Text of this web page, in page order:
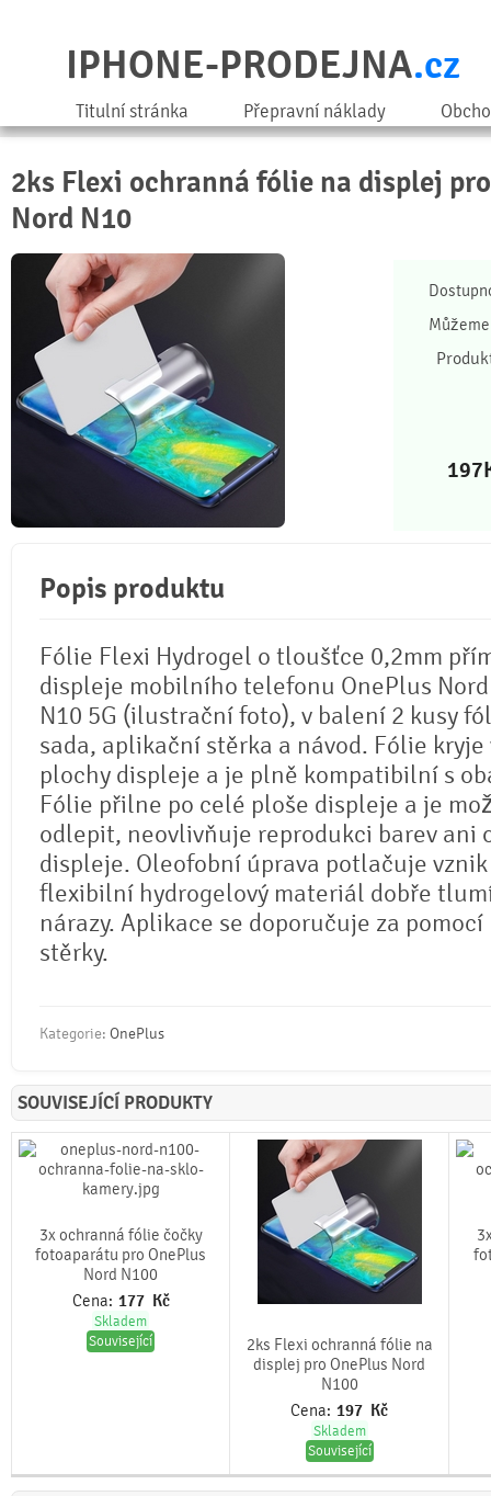
IPHONE-PRODEJNA.cz
Titulní stránka Přepravní náklady
2ks Flexi ochranná fólie na displej
Nord N10
197
Popis produktu
Fólie Flexi Hydrogel o tloušťce 0,2mm
displeje mobilního telefonu OnePlus
N10 5G (ilustrační foto), v balení 2 kusy
sada, aplikační stěrka a návod. Fólie
plochy displeje a je plně kompatibilní s
Fólie přilne po celé ploše displeje a je
odlepit, neovlivňuje reprodukci barev ani
displeje. Oleofobní úprava potlačuje
flexibilní hydrogelový materiál dobře
nárazy. Aplikace se doporučuje za
stěrky.
Kategorie: OnePlus
SOUVISEJÍCÍ PRODUKTY
3x ochranná fólie čočky
fotoaparátu pro OnePlus
Nord N100
Cena: 177 Kč
Skladem
Související
2ks Flexi ochranná fólie na
displej pro OnePlus Nord
N100
Cena: 197 Kč
Skladem
Související